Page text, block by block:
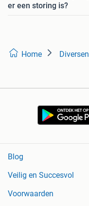
er een storing is?
Home Diversen
Blog
Veilig en Succesvol
Voorwaarden